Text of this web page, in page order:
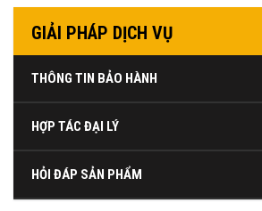
GIẢI PHÁP DỊCH VỤ
THÔNG TIN BẢO HÀNH
HỢP TÁC ĐẠI LÝ
HỎI ĐÁP SẢN PHẨM